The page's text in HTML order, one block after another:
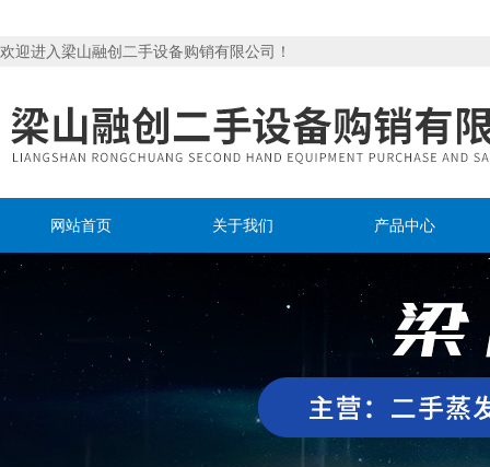
欢迎进入梁山融创二手设备购销有限公司！
网站首页 关于我们 产品中心